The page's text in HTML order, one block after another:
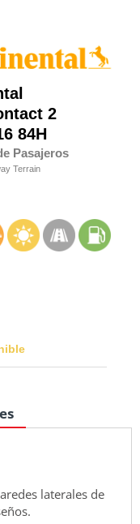
2
84H
Pasajeros
Terrain
laterales de